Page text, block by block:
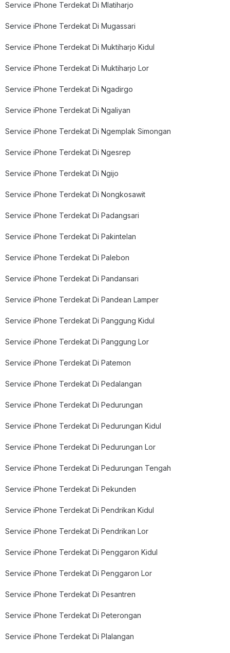
Service iPhone Terdekat Di Mlatiharjo
Service iPhone Terdekat Di Mugassari
Service iPhone Terdekat Di Muktiharjo Kidul
Service iPhone Terdekat Di Muktiharjo Lor
Service iPhone Terdekat Di Ngadirgo
Service iPhone Terdekat Di Ngaliyan
Service iPhone Terdekat Di Ngemplak Simongan
Service iPhone Terdekat Di Ngesrep
Service iPhone Terdekat Di Ngijo
Service iPhone Terdekat Di Nongkosawit
Service iPhone Terdekat Di Padangsari
Service iPhone Terdekat Di Pakintelan
Service iPhone Terdekat Di Palebon
Service iPhone Terdekat Di Pandansari
Service iPhone Terdekat Di Pandean Lamper
Service iPhone Terdekat Di Panggung Kidul
Service iPhone Terdekat Di Panggung Lor
Service iPhone Terdekat Di Patemon
Service iPhone Terdekat Di Pedalangan
Service iPhone Terdekat Di Pedurungan
Service iPhone Terdekat Di Pedurungan Kidul
Service iPhone Terdekat Di Pedurungan Lor
Service iPhone Terdekat Di Pedurungan Tengah
Service iPhone Terdekat Di Pekunden
Service iPhone Terdekat Di Pendrikan Kidul
Service iPhone Terdekat Di Pendrikan Lor
Service iPhone Terdekat Di Penggaron Kidul
Service iPhone Terdekat Di Penggaron Lor
Service iPhone Terdekat Di Pesantren
Service iPhone Terdekat Di Peterongan
Service iPhone Terdekat Di Plalangan